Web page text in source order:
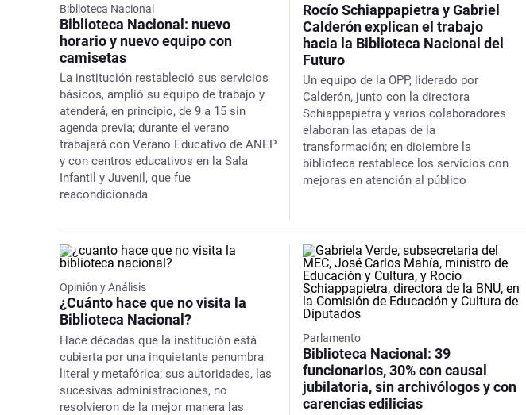
Biblioteca Nacional
Biblioteca Nacional: nuevo
horario y nuevo equipo con
camisetas
La institución restableció sus servicios
básicos, amplió su equipo de trabajo y
atenderá, en principio, de 9 a 15 sin
agenda previa; durante el verano
trabajará con Verano Educativo de ANEP
y con centros educativos en la Sala
Infantil y Juvenil, que fue
reacondicionada
Rocío Schiappapietra y Gabriel
Calderón explican el trabajo
hacia la Biblioteca Nacional del
Futuro
Un equipo de la OPP, liderado por
Calderón, junto con la directora
Schiappapietra y varios colaboradores
elaboran las etapas de la
transformación; en diciembre la
biblioteca restablece los servicios con
mejoras en atención al público
Opinión y Análisis
¿Cuánto hace que no visita la
Biblioteca Nacional?
Hace décadas que la institución está
cubierta por una inquietante penumbra
literal y metafórica; sus autoridades, las
sucesivas administraciones, no
resolvieron de la mejor manera las
Parlamento
Biblioteca Nacional: 39
funcionarios, 30% con causal
jubilatoria, sin archivólogos y con
carencias edilicias